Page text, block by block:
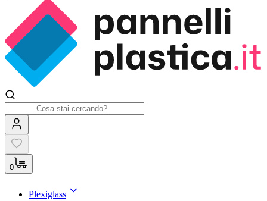
0
Plexiglass